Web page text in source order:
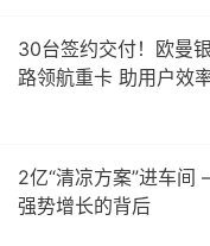
30台签约交付！欧曼
路领航重卡 助用户效
2亿“清凉方案”进车
强势增长的背后